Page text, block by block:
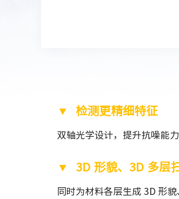
▼ 检测更精细特征
双轴光学设计，提升抗噪能
▼ 3D 形貌、3D 多层
同时为材料各层生成 3D 形